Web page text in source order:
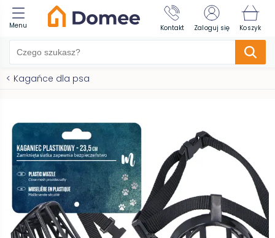
Menu Kontakt Zaloguj się Koszyk
< Kagańce dla psa